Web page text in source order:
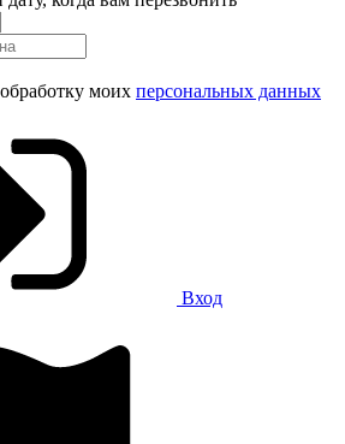
моих персональных данных
Вход